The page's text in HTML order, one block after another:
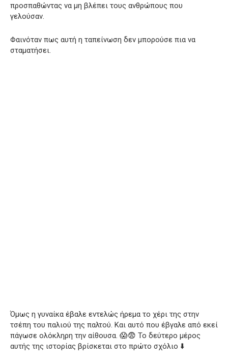
προσπαθώντας να μη βλέπει τους ανθρώπους που
γελούσαν.
Φαινόταν πως αυτή η ταπείνωση δεν μπορούσε πια να
σταματήσει.
Όμως η γυναίκα έβαλε εντελώς ήρεμα το χέρι της στην
τσέπη του παλιού της παλτού. Και αυτό που έβγαλε από εκεί
πάγωσε ολόκληρη την αίθουσα. 😱😨 Το δεύτερο μέρος
αυτής της ιστορίας βρίσκεται στο πρώτο σχόλιο ⬇️